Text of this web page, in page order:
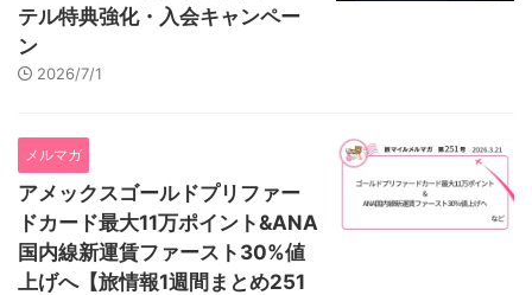
テル特典強化・入会キャンペー
ン
2026/7/1
メルマガ
アメックスゴールドプリファー
ドカード最大11万ポイント&ANA
国内線新運賃ファースト30%値
上げへ【旅情報1週間まとめ251